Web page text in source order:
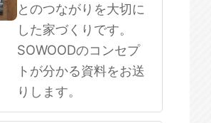
とのつながりを大切に
した家づくりです。
SOWOODのコンセプ
トが分かる資料をお送
りします。